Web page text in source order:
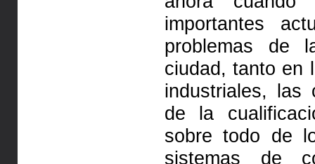
importantes
problemas de
ciudad, tanto en
industriales, las
de la
sobre todo de
sistemas de